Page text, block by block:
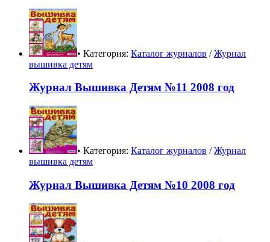
• Категория: Каталог журналов /Журнал
вышивка детям
Журнал Вышивка Детям №11 2008 год
• Категория: Каталог журналов /Журнал
вышивка детям
Журнал Вышивка Детям №10 2008 год